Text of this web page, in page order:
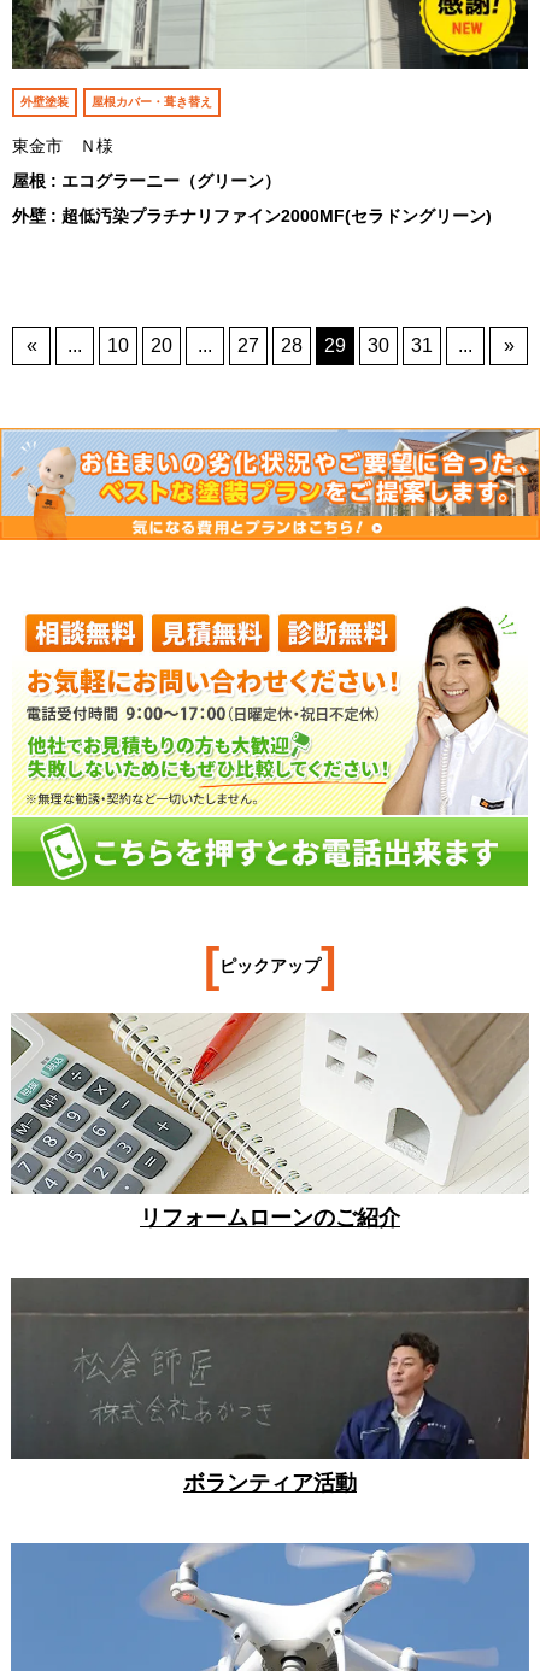
外壁塗装 屋根カバー・葺き替え
東金市 Ｎ様
屋根 : エコグラーニー（グリーン）
外壁 : 超低汚染プラチナリファイン2000MF(セラドングリーン)
« ... 10 20 ... 27 28 29 30 31 ... »
[ピックアップ]
リフォームローンのご紹介
ボランティア活動